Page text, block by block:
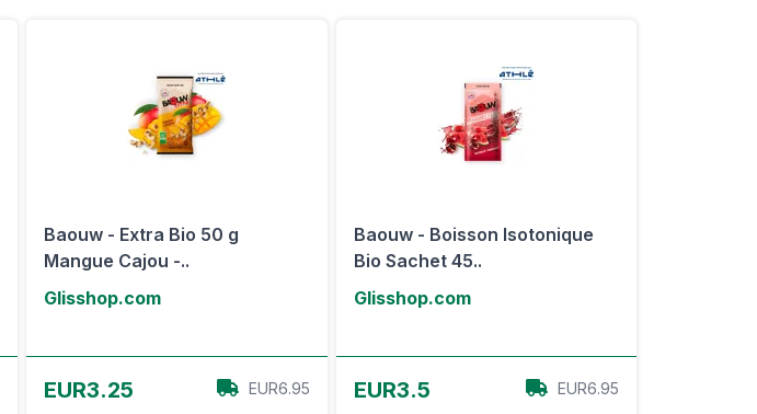
Baouw - Extra Bio 50 g
Mangue Cajou -..
Glisshop.com
EUR3.25 EUR6.95
Baouw - Boisson Isotonique
Bio Sachet 45..
Glisshop.com
EUR3.5 EUR6.95